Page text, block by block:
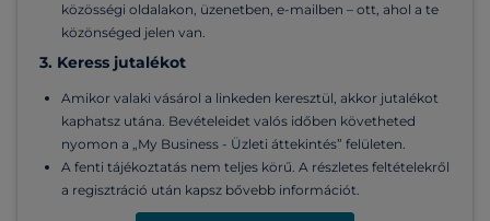
közösségi oldalakon, üzenetben, e-mailben – ott, ahol a te
közönséged jelen van.
3. Keress jutalékot
Amikor valaki vásárol a linkeden keresztül, akkor jutalékot
kaphatsz utána. Bevételeidet valós időben követheted
nyomon a „My Business - Üzleti áttekintés” felületen.
A fenti tájékoztatás nem teljes körű. A részletes feltételekről
a regisztráció után kapsz bővebb információt.